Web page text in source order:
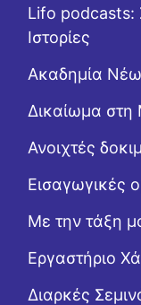
Lifo podcasts:
Ιστορίες
Ακαδημία
Δικαίωμα στη
Ανοιχτές
Εισαγωγικές
Με την τάξη
Εργαστήριo
Διαρκές